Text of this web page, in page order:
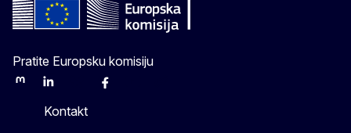
Pratite Europsku komisiju
MastodonLinkedInBlueskyFacebook
Kontakt